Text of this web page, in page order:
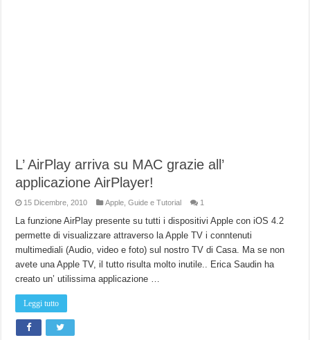
L’ AirPlay arriva su MAC grazie all’
applicazione AirPlayer!
15 Dicembre, 2010 Apple ,Guide e Tutorial 1
La funzione AirPlay presente su tutti i dispositivi Apple con iOS 4.2
permette di visualizzare attraverso la Apple TV i conntenuti
multimediali (Audio, video e foto) sul nostro TV di Casa. Ma se non
avete una Apple TV, il tutto risulta molto inutile.. Erica Saudin ha
creato un’ utilissima applicazione …
Leggi tutto